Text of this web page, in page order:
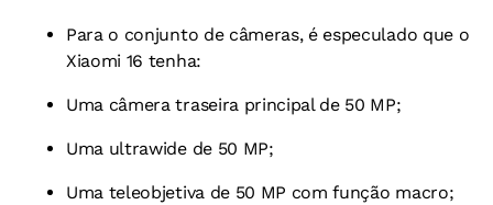
Para o conjunto de câmeras, é especulado que o
Xiaomi 16 tenha:
Uma câmera traseira principal de 50 MP;
Uma ultrawide de 50 MP;
Uma teleobjetiva de 50 MP com função macro;